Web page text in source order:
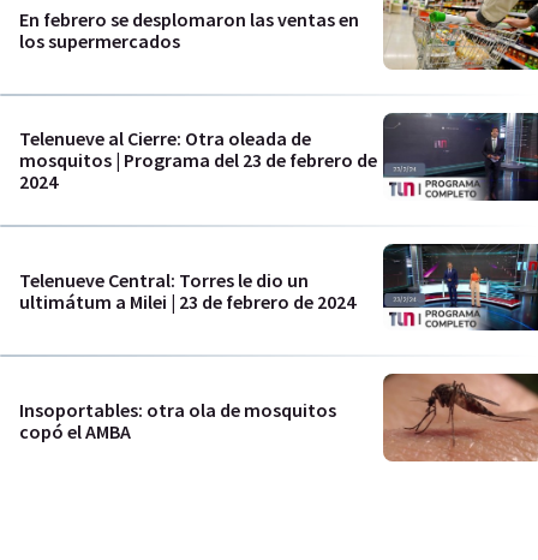
En febrero se desplomaron las ventas en
los supermercados
Telenueve al Cierre: Otra oleada de
mosquitos | Programa del 23 de febrero de
2024
Telenueve Central: Torres le dio un
ultimátum a Milei | 23 de febrero de 2024
Insoportables: otra ola de mosquitos
copó el AMBA